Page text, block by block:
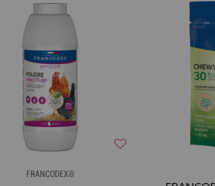
FRANCODEX®